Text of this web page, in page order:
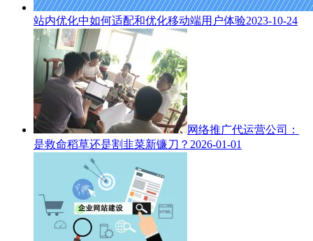
站内优化中如何适配和优化移动端用户体验2023-10-24
网络推广代运营公司：
是救命稻草还是割韭菜新镰刀？ 2026-01-01